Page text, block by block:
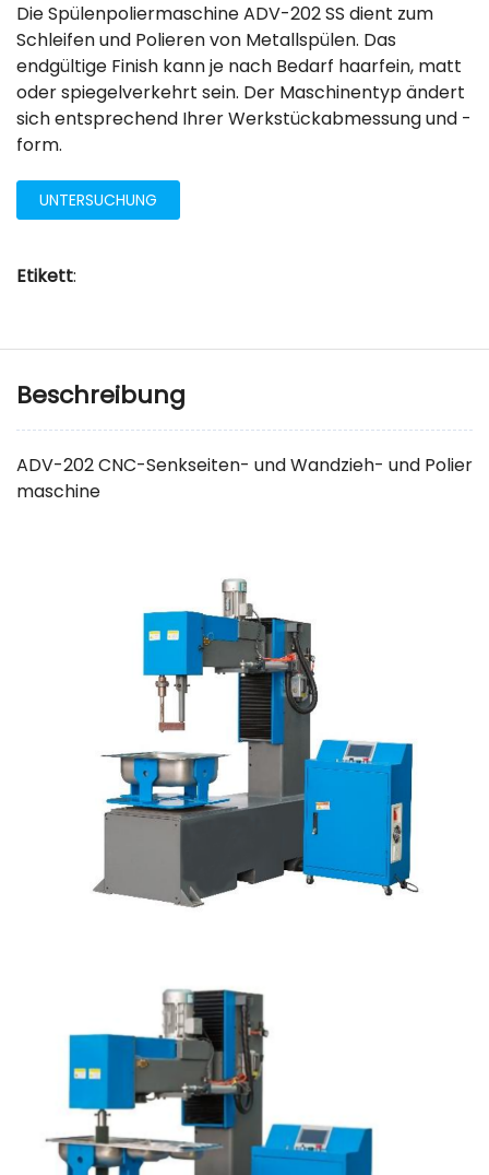
Die Spülenpoliermaschine ADV-202 SS dient zum
Schleifen und Polieren von Metallspülen. Das
endgültige Finish kann je nach Bedarf haarfein, matt
oder spiegelverkehrt sein. Der Maschinentyp ändert
sich entsprechend Ihrer Werkstückabmessung und -
form.
UNTERSUCHUNG
Etikett:
Beschreibung
ADV-202 CNC-Senkseiten- und Wandzieh- und Polier
maschine